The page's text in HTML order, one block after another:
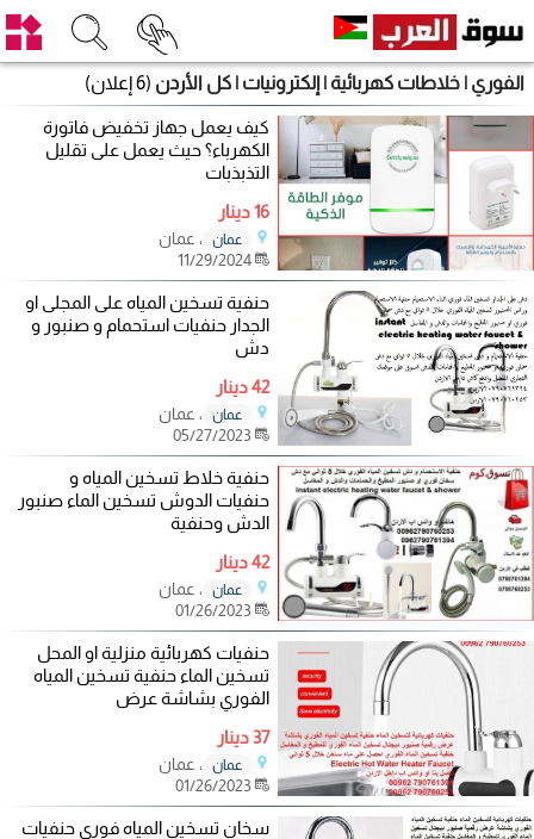
الفوري | خلاطات كهربائية | إلكترونيات | كل الأردن (6 إعلان)
كيف يعمل جهاز تخفيض فاتورة
الكهرباء؟ حيث يعمل على تقليل
التذبذبات
16 دينار
عمان
، عمان
11/29/2024
حنفية تسخين المياه على المجلى او
الجدار حنفيات استحمام و صنبور و
دش
42 دينار
عمان
، عمان
05/27/2023
حنفية خلاط تسخين المياه و
حنفيات الدوش تسخين الماء صنبور
الدش وحنفية
42 دينار
عمان
، عمان
01/26/2023
حنفيات كهربائية منزلية او المحل
تسخين الماء حنفية تسخين المياه
الفوري بشاشة عرض
37 دينار
عمان
، عمان
01/26/2023
سخان تسخين المياه فوري حنفيات